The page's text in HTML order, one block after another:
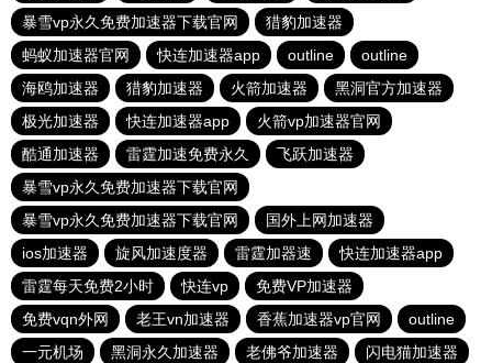
暴雪vp永久免费加速器下载官网
猎豹加速器
蚂蚁加速器官网
快连加速器app outline
outline
海鸥加速器
猎豹加速器 火箭加速器
黑洞官方加速器
极光加速器
快连加速器app
火箭vp加速器官网
酷通加速器
雷霆加速免费永久
飞跃加速器
暴雪vp永久免费加速器下载官网
暴雪vp永久免费加速器下载官网
国外上网加速器
ios加速器
旋风加速度器 雷霆加器速
快连加速器app
雷霆每天免费2小时
快连vp
免费VP加速器
免费vqn外网
老王vn加速器 香蕉加速器vp官网
outline
一元机场
黑洞永久加速器 老佛爷加速器 闪电猫加速器